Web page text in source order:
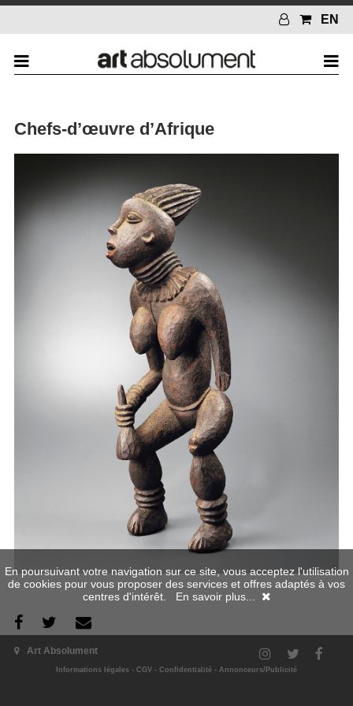
EN
Chefs-d’œuvre d’Afrique
L'exposition
Art Absolument
Informations légales - CGV - Confidentialité - Annonceurs/Publicité
En poursuivant votre navigation sur ce site, vous acceptez l'utilisation
de cookies pour vous proposer des services et offres adaptés à vos
centres d'intérêt. En savoir plus...